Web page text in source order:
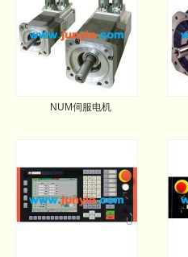
NUM伺服电机